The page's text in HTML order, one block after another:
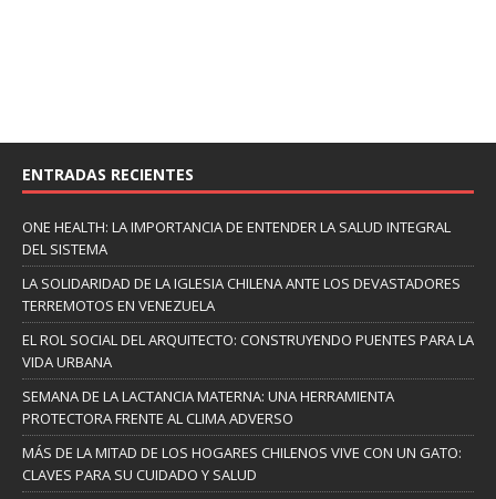
ENTRADAS RECIENTES
ONE HEALTH: LA IMPORTANCIA DE ENTENDER LA SALUD INTEGRAL
DEL SISTEMA
LA SOLIDARIDAD DE LA IGLESIA CHILENA ANTE LOS DEVASTADORES
TERREMOTOS EN VENEZUELA
EL ROL SOCIAL DEL ARQUITECTO: CONSTRUYENDO PUENTES PARA LA
VIDA URBANA
SEMANA DE LA LACTANCIA MATERNA: UNA HERRAMIENTA
PROTECTORA FRENTE AL CLIMA ADVERSO
MÁS DE LA MITAD DE LOS HOGARES CHILENOS VIVE CON UN GATO:
CLAVES PARA SU CUIDADO Y SALUD